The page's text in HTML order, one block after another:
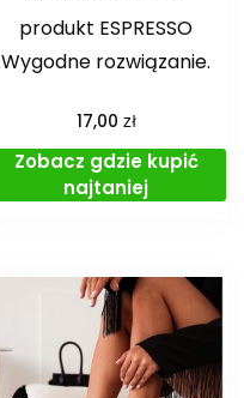
produkt ESPRESSO
Wygodne rozwiązanie.
17,00 zł
Zobacz gdzie kupić
najtaniej